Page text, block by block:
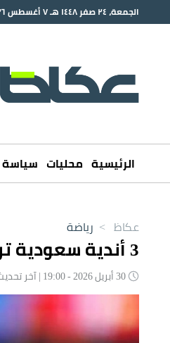
الجمعة، ٢٤ صفر ١٤٤٨ هـ ٧ أغسطس ٢٠٢٦ م
الرئيسية محليات سياسة
عكاظ > رياضة
3 أندية سعودية تراقب رافينيا